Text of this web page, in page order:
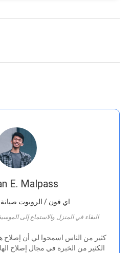
E. Malpass
اي فون / الروبوت صيانة
البقاء في المنزل والاستماع إلى
الكثير من الخبرة في مجال إصلاح